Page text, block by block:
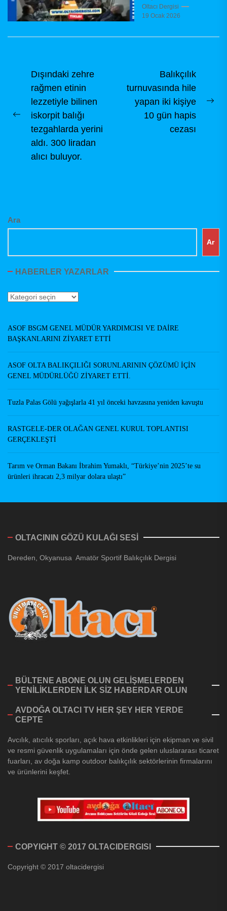
Derneği (KAMADER),
olağanüstü genel
dernek binasında,
Oltacı Dergisi
19 Ocak 2026
Yazı
gezinmesi
Previous
post:
Dışındaki zehre
rağmen etinin
lezzetiyle bilinen
iskorpit balığı
tezgahlarda yerini
aldı. 300 liradan
alıcı buluyor.
Balıkçılık
turnuvasında hile
yapan iki kişiye
10 gün hapis
cezası
Ara
Ar
HABERLER YAZARLAR
Haberler
ASOF BSGM GENEL MÜDÜR YARDIMCISI VE DAİRE
BAŞKANLARINI ZİYARET ETTİ
ASOF OLTA BALIKÇILIĞI SORUNLARININ ÇÖZÜMÜ İÇİN
GENEL MÜDÜRLÜĞÜ ZİYARET ETTİ.
Tuzla Palas Gölü yağışlarla 41 yıl önceki havzasına yeniden kavuştu
RASTGELE-DER OLAĞAN GENEL KURUL TOPLANTISI
GERÇEKLEŞTİ
Tarım ve Orman Bakanı İbrahim Yumaklı, “Türkiye’nin 2025’te su
ürünleri ihracatı 2,3 milyar dolara ulaştı”
OLTACININ GÖZÜ KULAĞI SESİ
Dereden, Okyanusa Amatör Sportif Balıkçılık Dergisi
BÜLTENE ABONE OLUN GELİŞMELERDEN
YENİLİKLERDEN İLK SİZ HABERDAR OLUN
AVDOĞA OLTACI TV HER ŞEY HER YERDE
CEPTE
Avcılık, atıcılık sporları, açık hava etkinlikleri için ekipman ve sivil
ve resmi güvenlik uygulamaları için önde gelen uluslararası ticaret
fuarları, av doğa kamp outdoor balıkçılık sektörlerinin firmalarını
ve ürünlerini keşfet.
COPYIGHT © 2017 OLTACIDERGISI
Copyright © 2017 oltacidergisi